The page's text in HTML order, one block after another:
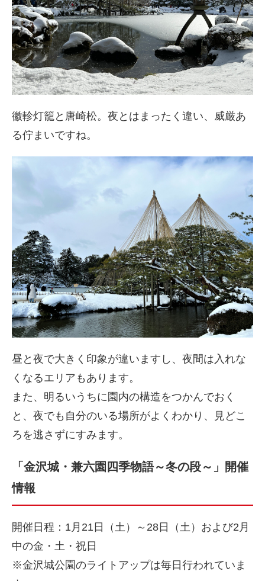
徽軫灯籠と唐崎松。夜とはまったく違い、威厳あ
る佇まいですね。
昼と夜で大きく印象が違いますし、夜間は入れな
くなるエリアもあります。
また、明るいうちに園内の構造をつかんでおく
と、夜でも自分のいる場所がよくわかり、見どこ
ろを逃さずにすみます。
「金沢城・兼六園四季物語～冬の段～」開催
情報
開催日程：1月21日（土）～28日（土）および2月
中の金・土・祝日
※金沢城公園のライトアップは毎日行われていま